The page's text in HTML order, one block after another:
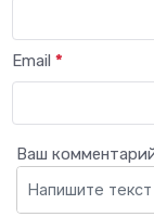
Email *
Ваш